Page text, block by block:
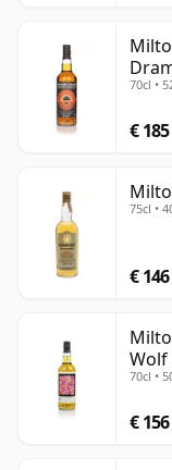
70cl •
€ 185
75cl •
€ 146
Wolf
70cl •
€ 156